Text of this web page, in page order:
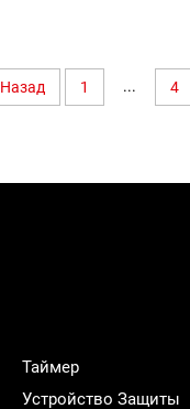
Назад 1 ... 4
Таймер
Устройство Защиты